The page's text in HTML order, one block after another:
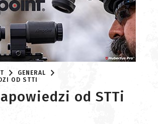
GENERAL
OD STTI
od STTi